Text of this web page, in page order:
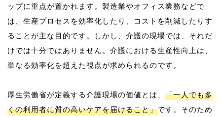
ップに重点が置かれます。製造業やオフィス業務などで
は、生産プロセスを効率化したり、コストを削減したりす
ることが主な目的です。しかし、介護の現場では、それだ
けでは十分ではありません。介護における生産性向上は、
単なる効率化を超えた視点が求められるのです。
厚生労働省が定義する介護現場の価値とは、 「一人でも多
くの利用者に質の高いケアを届けること」です。そのため